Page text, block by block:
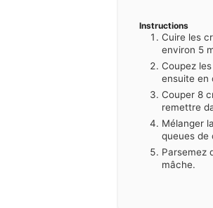
Instructions
Cuire les
environ 5
Coupez
ensuite en
Couper 8
remettre
Mélanger
queues de
Parsemez
mâche.